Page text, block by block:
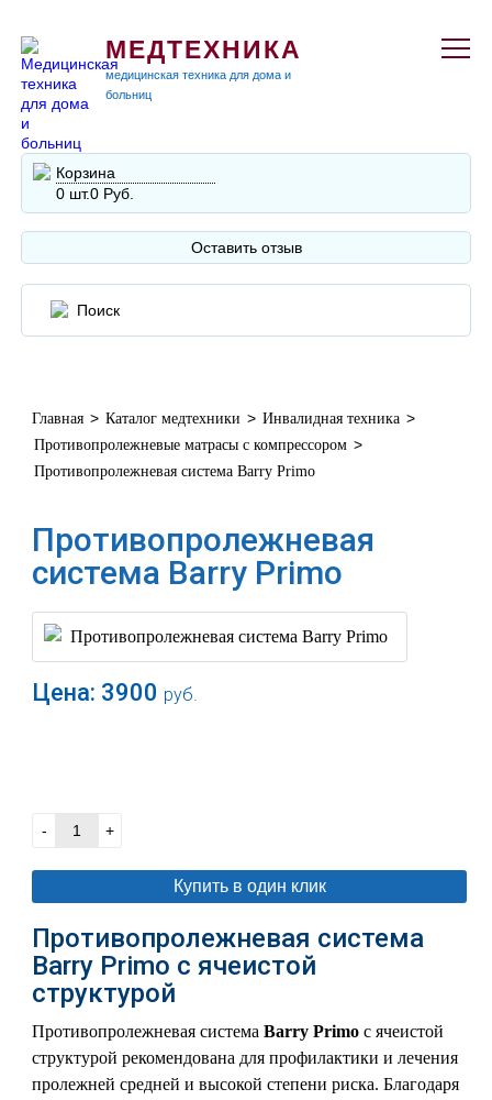
МЕДТЕХНИКА
медицинская техника для дома и
больниц
Корзина
0 шт.0 Руб.
Оставить отзыв
Главная > Каталог медтехники > Инвалидная техника >
Противопролежневые матрасы с компрессором >
Противопролежневая система Barry Primo
Противопролежневая
система Barry Primo
Цена: 3900 руб.
- +
Купить в один клик
Противопролежневая система
Barry Primo с ячеистой
структурой
Противопролежневая системаBarry Primo с ячеистой
структурой рекомендована для профилактики и лечения
пролежней средней и высокой степени риска. Благодаря